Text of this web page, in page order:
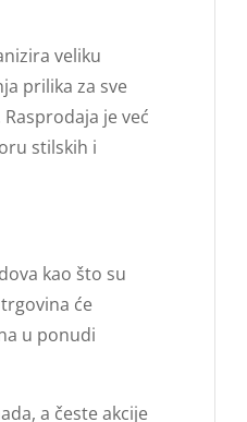
veliku
prilika za sve
je već
stilskih i
kao što su
će
u ponudi
a česte akcije